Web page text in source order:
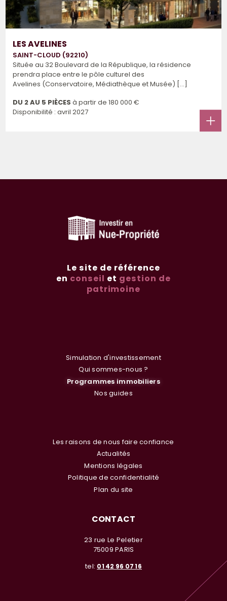
LES AVELINES
SAINT-CLOUD (92210)
Située au 32 Boulevard de la République, la résidence
prendra place entre le pôle culturel des
Avelines (Conservatoire, Médiathèque et Musée) [...]
DU 2 AU 5 PIÈCES à partir de 180 000 €
Disponibilité : avril 2027
Le site de référence
en conseil et gestion de
patrimoine
Simulation d'investissement
Qui sommes-nous ?
Programmes immobiliers
Nos guides
Les raisons de nous faire confiance
Actualités
Mentions légales
Politique de confidentialité
Plan du site
CONTACT
23 rue Le Peletier
75009 PARIS
tel: 01 42 96 07 16